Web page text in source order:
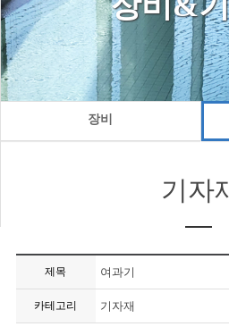
장비
기자
제목 여과기
카테고리 기자재